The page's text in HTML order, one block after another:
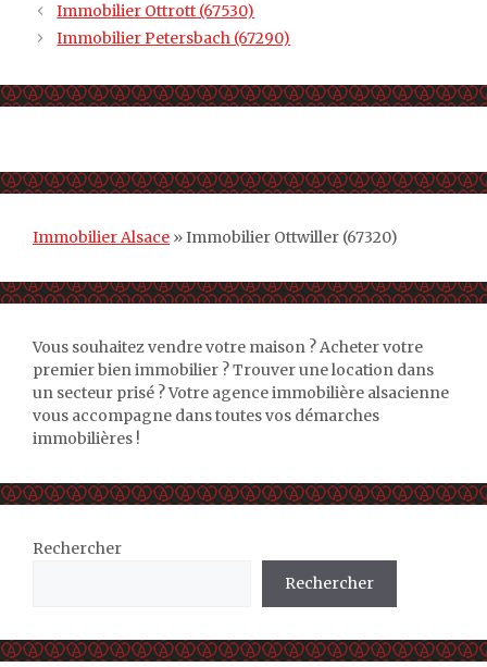
Immobilier Ottrott (67530)
Immobilier Petersbach (67290)
Immobilier Alsace »Immobilier Ottwiller (67320)
Vous souhaitez vendre votre maison ? Acheter votre
premier bien immobilier ? Trouver une location dans
un secteur prisé ? Votre agence immobilière alsacienne
vous accompagne dans toutes vos démarches
immobilières !
Rechercher
Rechercher